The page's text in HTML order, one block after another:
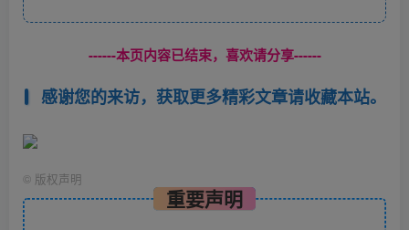
------本页内容已结束，喜欢请分享------
感谢您的来访，获取更多精彩文章请收藏本站。
© 版权声明
重要声明